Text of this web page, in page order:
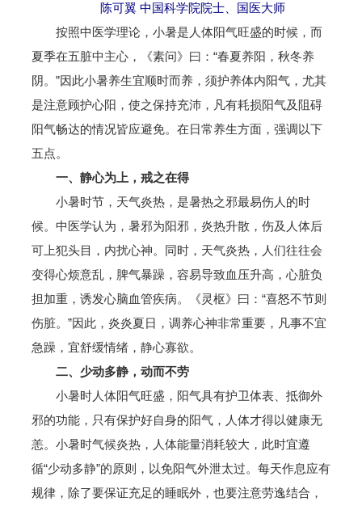
陈可翼 中国科学院院士、国医大师
按照中医学理论，小暑是人体阳气旺盛的时候，而
夏季在五脏中主心，《素问》曰：“春夏养阳，秋冬养
阴。”因此小暑养生宜顺时而养，须护养体内阳气，尤其
是注意顾护心阳，使之保持充沛，凡有耗损阳气及阻碍
阳气畅达的情况皆应避免。在日常养生方面，强调以下
五点。
一、静心为上，戒之在得
小暑时节，天气炎热，是暑热之邪最易伤人的时
候。中医学认为，暑邪为阳邪，炎热升散，伤及人体后
可上犯头目，内扰心神。同时，天气炎热，人们往往会
变得心烦意乱，脾气暴躁，容易导致血压升高，心脏负
担加重，诱发心脑血管疾病。《灵枢》曰：“喜怒不节则
伤脏。”因此，炎炎夏日，调养心神非常重要，凡事不宜
急躁，宜舒缓情绪，静心寡欲。
二、少动多静，动而不劳
小暑时人体阳气旺盛，阳气具有护卫体表、抵御外
邪的功能，只有保护好自身的阳气，人体才得以健康无
恙。小暑时气候炎热，人体能量消耗较大，此时宜遵
循“少动多静”的原则，以免阳气外泄太过。每天作息应有
规律，除了要保证充足的睡眠外，也要注意劳逸结合，